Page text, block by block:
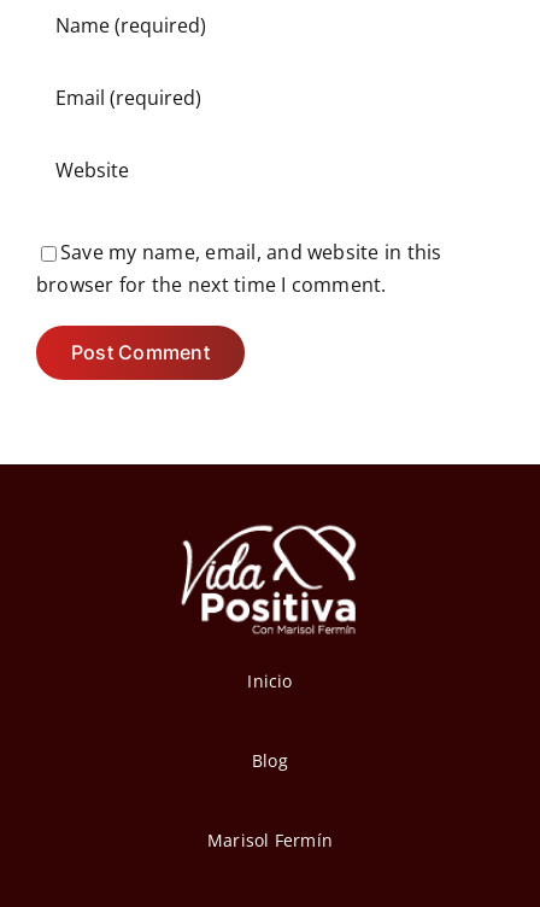
Save my name, email, and website in this
browser for the next time I comment.
Inicio
Blog
Marisol Fermín